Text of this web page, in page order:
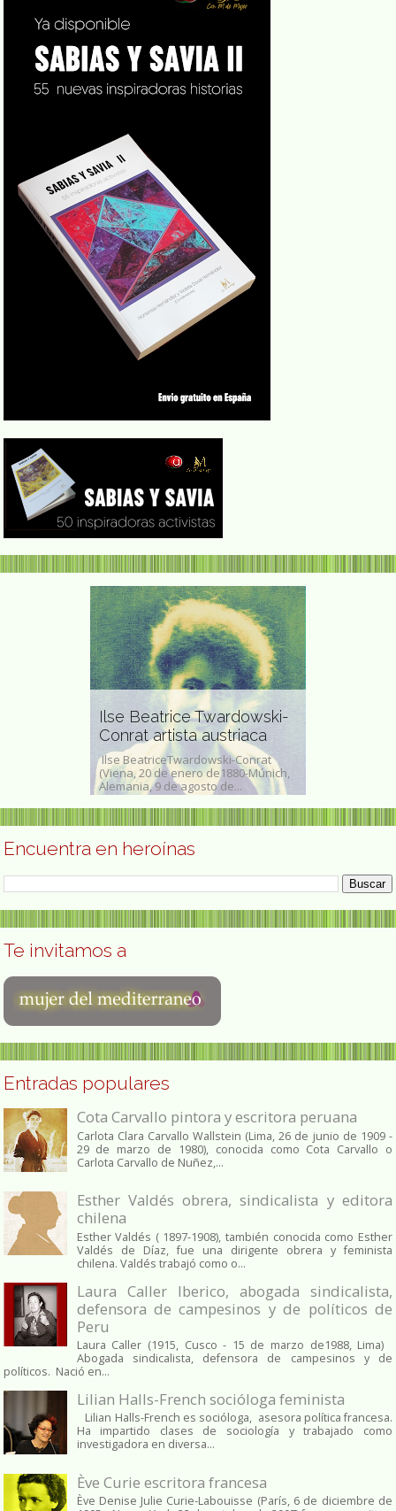
Ilse Beatrice Twardowski-
Conrat artista austriaca
Ilse BeatriceTwardowski-Conrat
(Viena, 20 de enero de1880-Múnich,
Alemania, 9 de agosto de...
Encuentra en heroínas
Te invitamos a
Entradas populares
Cota Carvallo pintora y escritora peruana
Carlota Clara Carvallo Wallstein (Lima, 26 de junio de 1909 -
29 de marzo de 1980), conocida como Cota Carvallo o
Carlota Carvallo de Nuñez,...
Esther Valdés obrera, sindicalista y editora
chilena
Esther Valdés ( 1897-1908), también conocida como Esther
Valdés de Díaz, fue una dirigente obrera y feminista
chilena. Valdés trabajó como o...
Laura Caller Iberico, abogada sindicalista,
defensora de campesinos y de políticos de
Peru
Laura Caller (1915, Cusco - 15 de marzo de1988, Lima)
Abogada sindicalista, defensora de campesinos y de
políticos. Nació en...
Lilian Halls-French socióloga feminista
Lilian Halls-French es socióloga, asesora política francesa.
Ha impartido clases de sociología y trabajado como
investigadora en diversa...
Ève Curie escritora francesa
Ève Denise Julie Curie-Labouisse (París, 6 de diciembre de